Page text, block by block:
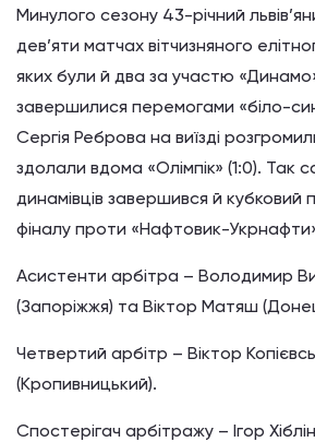
Минулого сезону 43-річний
дев’яти матчах вітчизняного
яких були й два за участю
завершилися перемогами «біло-
Сергія Реброва на виїзді
здолали вдома «Олімпік» (1:0). Так
динамівців завершився й кубковий
фіналу проти «Нафтовик-
Асистенти арбітра – Володимир
(Запоріжжя) та Віктор Матяш
Четвертий арбітр – Віктор
(Кропивницький).
Спостерігач арбітражу – Ігор